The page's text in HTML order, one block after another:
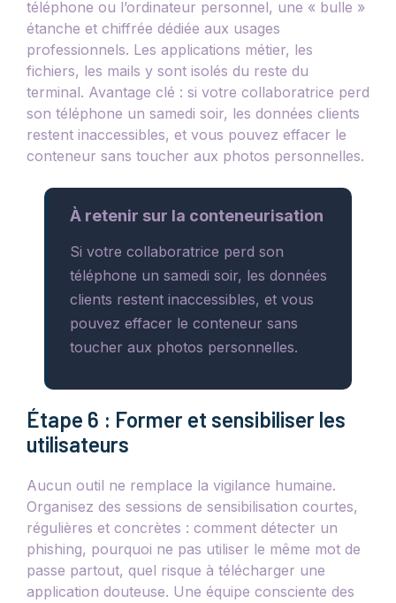
téléphone ou l’ordinateur personnel, une « bulle »
étanche et chiffrée dédiée aux usages
professionnels. Les applications métier, les
fichiers, les mails y sont isolés du reste du
terminal. Avantage clé : si votre collaboratrice perd
son téléphone un samedi soir, les données clients
restent inaccessibles, et vous pouvez effacer le
conteneur sans toucher aux photos personnelles.
À retenir sur la conteneurisation
Si votre collaboratrice perd son
téléphone un samedi soir, les données
clients restent inaccessibles, et vous
pouvez effacer le conteneur sans
toucher aux photos personnelles.
Étape 6 : Former et sensibiliser les
utilisateurs
Aucun outil ne remplace la vigilance humaine.
Organisez des sessions de sensibilisation courtes,
régulières et concrètes : comment détecter un
phishing, pourquoi ne pas utiliser le même mot de
passe partout, quel risque à télécharger une
application douteuse. Une équipe consciente des